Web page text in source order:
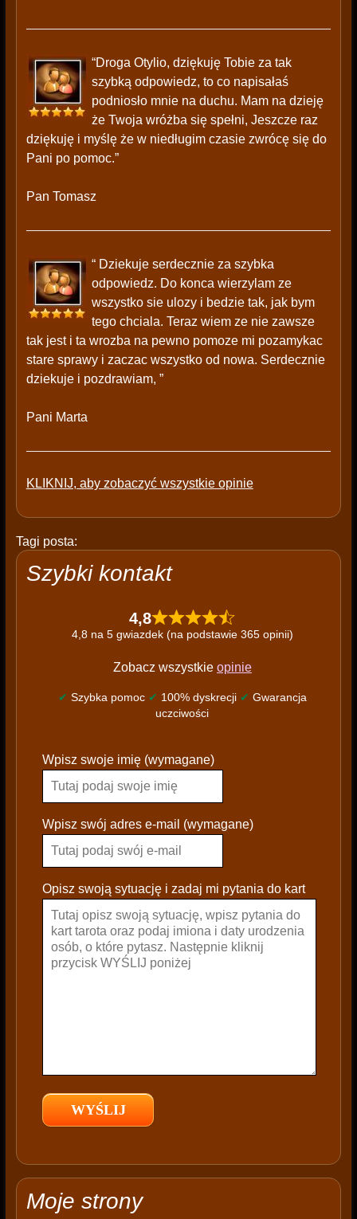
“Droga Otylio, dziękuję Tobie za tak
szybką odpowiedz, to co napisałaś
podniosło mnie na duchu. Mam na dzieję
że Twoja wróżba się spełni, Jeszcze raz
dziękuję i myślę że w niedługim czasie zwrócę się do
Pani po pomoc.”
Pan Tomasz
“ Dziekuje serdecznie za szybka
odpowiedz. Do konca wierzylam ze
wszystko sie ulozy i bedzie tak, jak bym
tego chciala. Teraz wiem ze nie zawsze
tak jest i ta wrozba na pewno pomoze mi pozamykac
stare sprawy i zaczac wszystko od nowa. Serdecznie
dziekuje i pozdrawiam, ”
Pani Marta
KLIKNIJ, aby zobaczyć wszystkie opinie
Tagi posta:
Szybki kontakt
4,8
4,8 na 5 gwiazdek (na podstawie 365 opinii)
Zobacz wszystkie opinie
✔ Szybka pomoc ✔ 100% dyskrecji ✔ Gwarancja
uczciwości
l
a
s
e
a
e
e
p
y
Wpisz swoje imię (wymagane)
Wpisz swój adres e-mail (wymagane)
Opisz swoją sytuację i zadaj mi pytania do kart
Moje strony